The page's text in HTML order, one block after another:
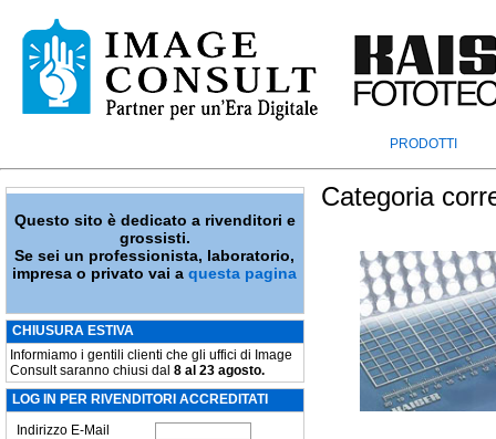
PRODOTTI
Questo sito è dedicato a rivenditori e
grossisti.
Se sei un professionista, laboratorio,
impresa o privato vai aquesta pagina
CHIUSURA ESTIVA
Informiamo i gentili clienti che gli uffici di Image
Consult saranno chiusi dal 8 al 23 agosto.
LOG IN PER RIVENDITORI ACCREDITATI
Indirizzo E-Mail
Categoria